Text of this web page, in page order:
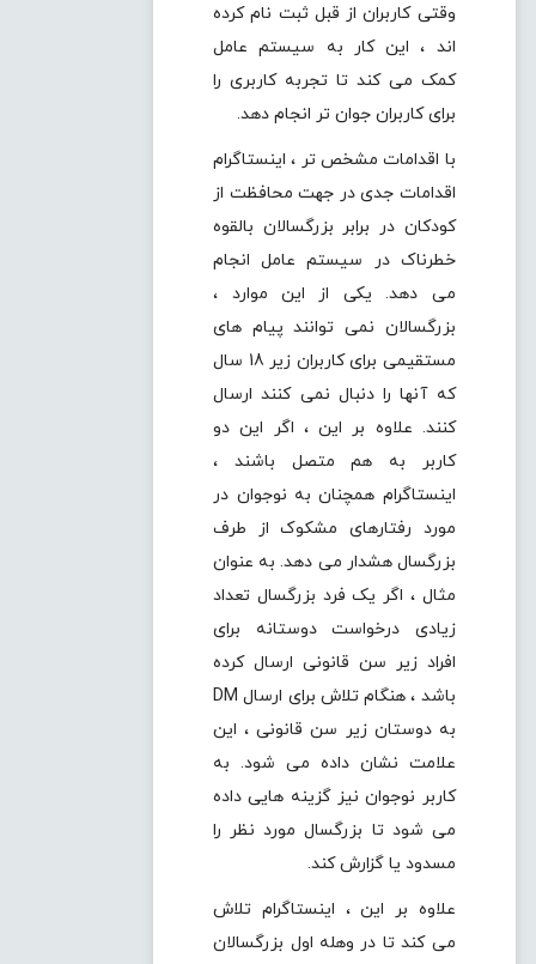
وقتی کاربران از قبل ثبت نام کرده
اند ، این کار به سیستم عامل
کمک می کند تا تجربه کاربری را
برای کاربران جوان تر انجام دهد.
با اقدامات مشخص تر ، اینستاگرام
اقدامات جدی در جهت محافظت از
کودکان در برابر بزرگسالان بالقوه
خطرناک در سیستم عامل انجام
می دهد. یکی از این موارد ،
بزرگسالان نمی توانند پیام های
مستقیمی برای کاربران زیر 18 سال
که آنها را دنبال نمی کنند ارسال
کنند. علاوه بر این ، اگر این دو
کاربر به هم متصل باشند ،
اینستاگرام همچنان به نوجوان در
مورد رفتارهای مشکوک از طرف
بزرگسال هشدار می دهد. به عنوان
مثال ، اگر یک فرد بزرگسال تعداد
زیادی درخواست دوستانه برای
افراد زیر سن قانونی ارسال کرده
باشد ، هنگام تلاش برای ارسال DM
به دوستان زیر سن قانونی ، این
علامت نشان داده می شود. به
کاربر نوجوان نیز گزینه هایی داده
می شود تا بزرگسال مورد نظر را
مسدود یا گزارش کند.
علاوه بر این ، اینستاگرام تلاش
می کند تا در وهله اول بزرگسالان